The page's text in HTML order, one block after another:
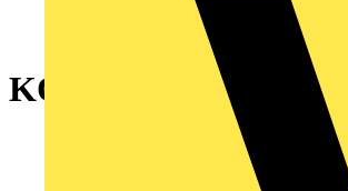
KONTAKTOR 38A